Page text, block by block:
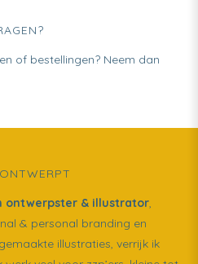
of bestellingen? Neem dan
ontwerpster & illustrator,
& personal branding en
illustraties, verrijk ik